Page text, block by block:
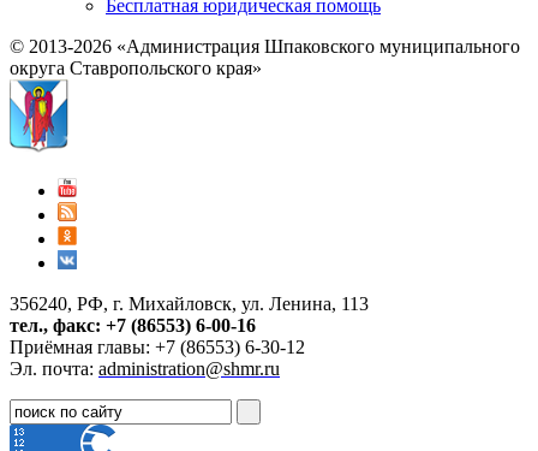
Бесплатная юридическая помощь
© 2013-2026 «Администрация Шпаковского муниципального
округа Ставропольского края»
356240, РФ, г. Михайловск, ул. Ленина, 113
тел., факс: +7 (86553) 6-00-16
Приёмная главы: +7 (86553) 6-30-12
Эл. почта: administration@shmr.ru